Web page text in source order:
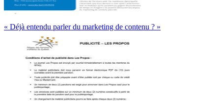
« Déjà entendu parler du marketing de contenu ? »